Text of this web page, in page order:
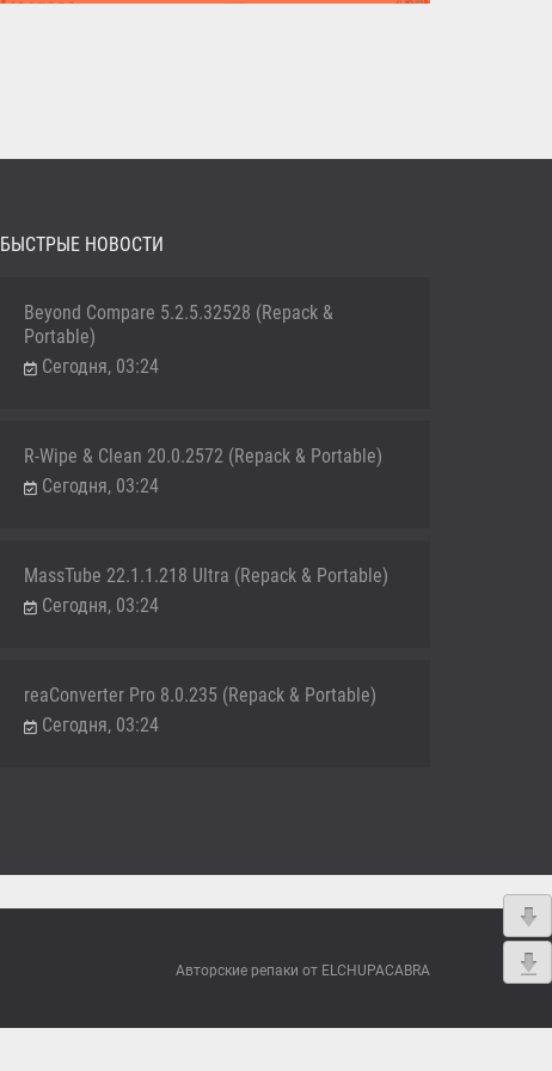
БЫСТРЫЕ НОВОСТИ
Beyond Compare 5.2.5.32528 (Repack &
Portable)
Сегодня, 03:24
R-Wipe & Clean 20.0.2572 (Repack & Portable)
Сегодня, 03:24
MassTube 22.1.1.218 Ultra (Repack & Portable)
Сегодня, 03:24
reaConverter Pro 8.0.235 (Repack & Portable)
Сегодня, 03:24
Авторские репаки от ELCHUPACABRA